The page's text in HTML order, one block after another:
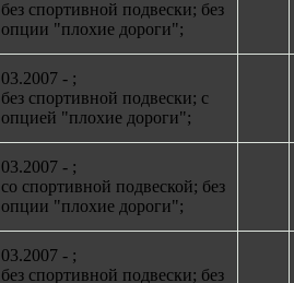
без спортивной подвески; без
опции "плохие дороги";
03.2007 - ;
без спортивной подвески; с
опцией "плохие дороги";
03.2007 - ;
со спортивной подвеской; без
опции "плохие дороги";
03.2007 - ;
без спортивной подвески; без